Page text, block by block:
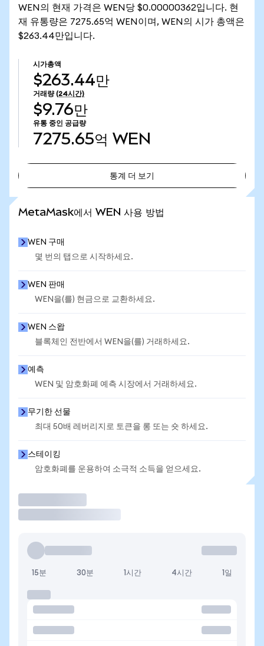
WEN의 현재 가격은 WEN당 $0.00000362입니다. 현
재 유통량은 7275.65억 WEN이며, WEN의 시가 총액은
$263.44만입니다.
시가총액
$263.44만
거래량 (24시간)
$9.76만
유통 중인 공급량
7275.65억 WEN
통계 더 보기
MetaMask에서 WEN 사용 방법
WEN 구매
몇 번의 탭으로 시작하세요.
WEN 판매
WEN을(를) 현금으로 교환하세요.
WEN 스왑
블록체인 전반에서 WEN을(를) 거래하세요.
예측
WEN 및 암호화폐 예측 시장에서 거래하세요.
무기한 선물
최대 50배 레버리지로 토큰을 롱 또는 숏 하세요.
스테이킹
암호화폐를 운용하여 소극적 소득을 얻으세요.
15분 30분 1시간 4시간 1일